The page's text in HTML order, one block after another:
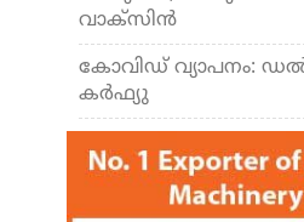
വാക്സിന്‍
കോവിഡ് വ്യാപനം:
കര്‍ഫ്യു